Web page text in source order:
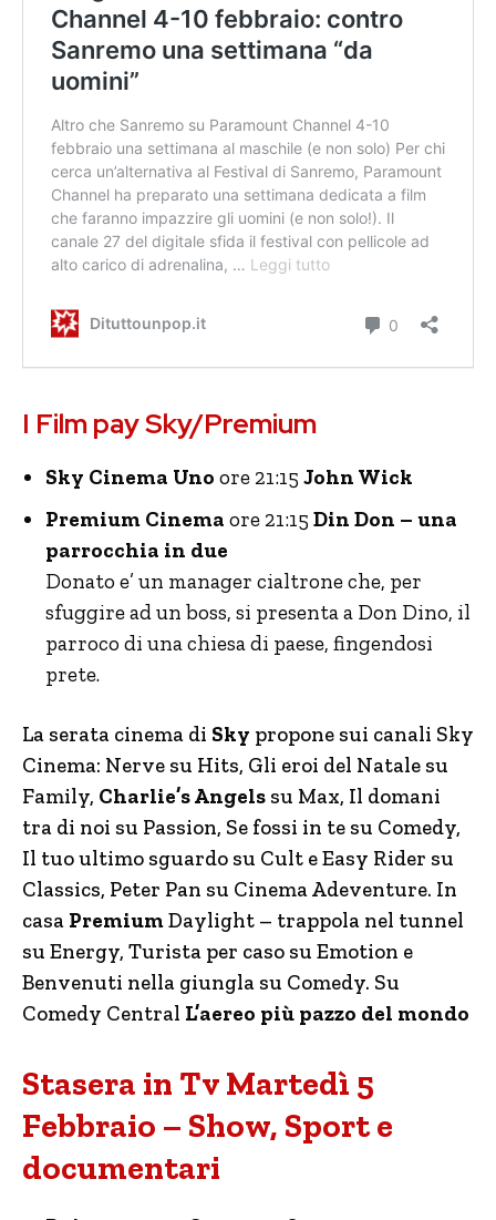
I Film pay Sky/Premium
Sky Cinema Uno ore 21:15 John Wick
Premium Cinema ore 21:15 Din Don – una
parrocchia in due
Donato e’ un manager cialtrone che, per
sfuggire ad un boss, si presenta a Don Dino, il
parroco di una chiesa di paese, fingendosi
prete.
La serata cinema di Sky propone sui canali Sky
Cinema: Nerve su Hits, Gli eroi del Natale su
Family, Charlie’s Angels su Max, Il domani
tra di noi su Passion, Se fossi in te su Comedy,
Il tuo ultimo sguardo su Cult e Easy Rider su
Classics, Peter Pan su Cinema Adeventure. In
casa PremiumDaylight – trappola nel tunnel
su Energy, Turista per caso su Emotion e
Benvenuti nella giungla su Comedy. Su
Comedy Central L’aereo più pazzo del mondo
Stasera in Tv Martedì 5
Febbraio – Show, Sport e
documentari